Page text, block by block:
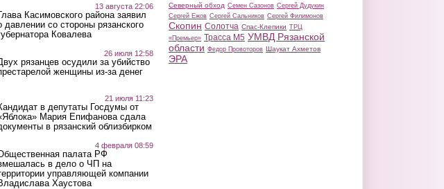
13 августа 22:06
Касимовского района заявил
давлении со стороны рязанского
Ковалева
26 июля 12:58
рязанцев осудили за убийство
женщины из-за денег
21 июля 11:23
в депутаты Госдумы от
Мария Епифанова сдала
в рязанский облизбирком
4 февраля 08:59
палата РФ
в дело о ЧП на
управляющей компании
Хаустова
Северный обход Семен Сазонов Сергей Дудукин
Сергей Ежов Сергей Сальников Сергей Филимонов
Скопин Солотча Спас-Клепики ТРЦ
«Премьер» Трасса М5 УМВД Рязанской
области Федор Провоторов Шаукат Ахметов
ЭРА